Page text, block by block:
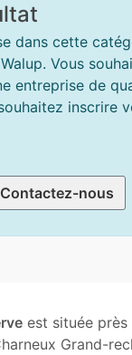
dans cette
Vous
entreprise de
inscrire
Contactez-nous
est située
Grand-